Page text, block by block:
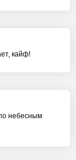
кайф!
небесным